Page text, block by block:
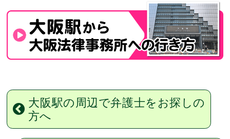
大阪駅の周辺で弁護士をお探しの
方へ